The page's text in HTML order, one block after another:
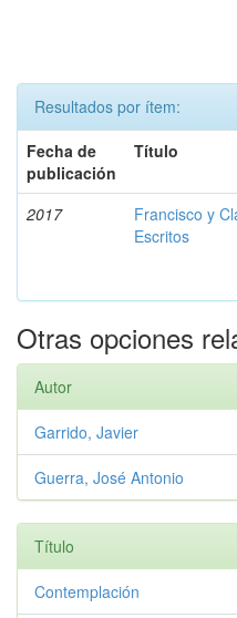
Resultados por ítem:
Fecha de
publicación
Título
2017
Francisco y
Escritos
Otras opciones
Autor
Garrido, Javier
Guerra, José Antonio
Título
Contemplación